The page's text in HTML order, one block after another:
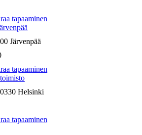
tapaaminen
Järvenpää
tapaaminen
Helsinki
tapaaminen